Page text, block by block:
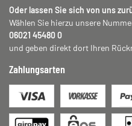
Oder lassen Sie sich von uns
Wählen Sie hierzu unsere
06021 45480 0
und geben direkt dort Ihren
Zahlungsarten